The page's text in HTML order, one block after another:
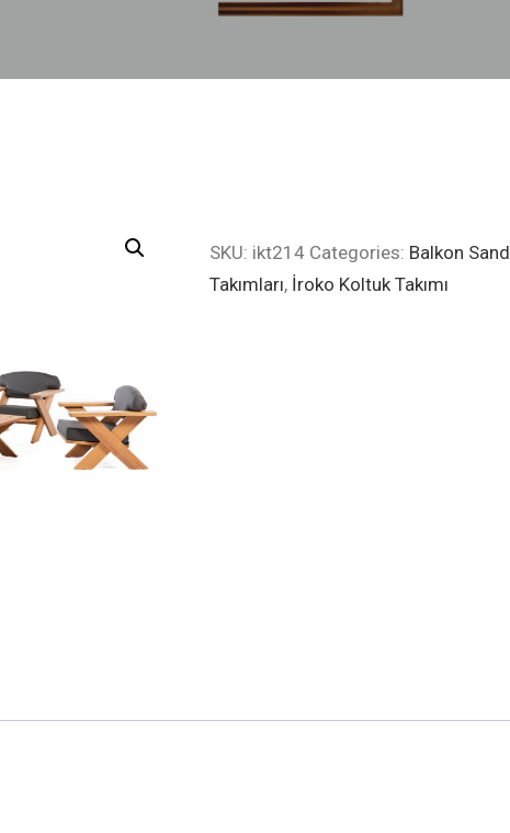
SKU: ikt214 Categories: Balkon
Takımları, İroko Koltuk Takımı